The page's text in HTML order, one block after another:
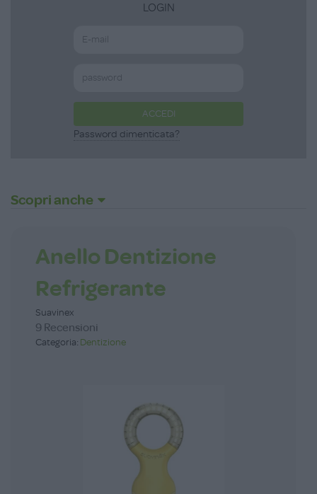
LOGIN
ACCEDI
Password dimenticata?
Scopri anche
Anello Dentizione
Refrigerante
Suavinex
9 Recensioni
Categoria: Dentizione